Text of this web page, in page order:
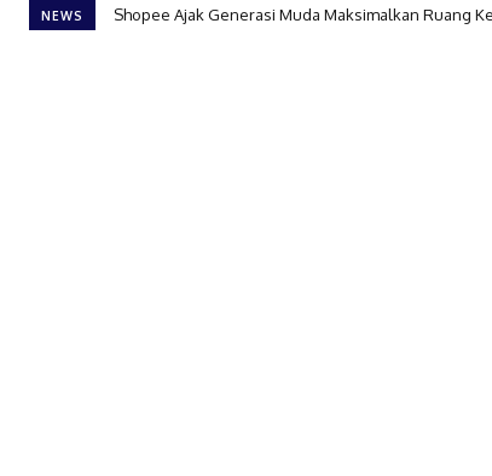
NEWS Felicia Asal Tangerang Resmi Jadi Juara The Icon